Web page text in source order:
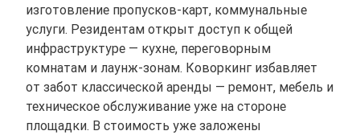
изготовление пропусков-карт, коммунальные
услуги. Резидентам открыт доступ к общей
инфраструктуре — кухне, переговорным
комнатам и лаунж-зонам. Коворкинг избавляет
от забот классической аренды — ремонт, мебель и
техническое обслуживание уже на стороне
площадки. В стоимость уже заложены